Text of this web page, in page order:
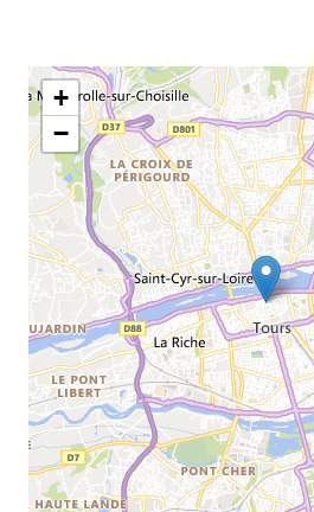
+
−
L
e
k
d
e
o
r
g
a
n